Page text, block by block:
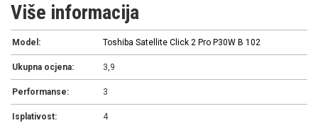
Više informacija
Model: Toshiba Satellite Click 2 Pro P30W B 102
Ukupna ocjena: 3,9
Performanse: 3
Isplativost: 4